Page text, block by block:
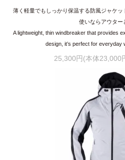
薄く軽量でもしっかり保温する防風ジャケ
使いならアウター
A lightweight, thin windbreaker that provides
design, it’s perfect for everyday
25,300円(本体23,000